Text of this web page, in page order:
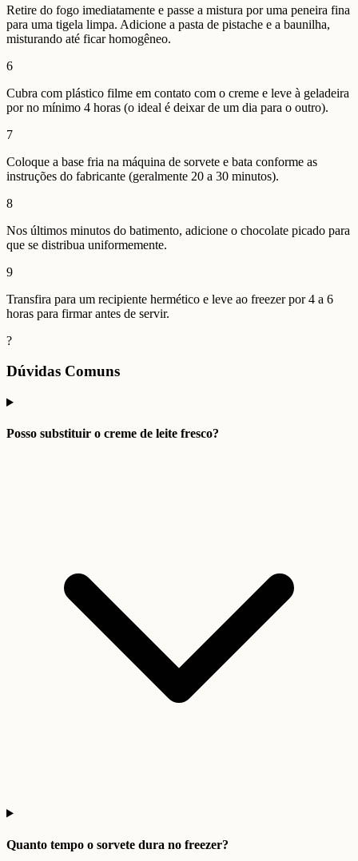
Retire do fogo imediatamente e passe a mistura por uma peneira fina
para uma tigela limpa. Adicione a pasta de pistache e a baunilha,
misturando até ficar homogêneo.
6
Cubra com plástico filme em contato com o creme e leve à geladeira
por no mínimo 4 horas (o ideal é deixar de um dia para o outro).
7
Coloque a base fria na máquina de sorvete e bata conforme as
instruções do fabricante (geralmente 20 a 30 minutos).
8
Nos últimos minutos do batimento, adicione o chocolate picado para
que se distribua uniformemente.
9
Transfira para um recipiente hermético e leve ao freezer por 4 a 6
horas para firmar antes de servir.
?
Dúvidas Comuns
Posso substituir o creme de leite fresco?
Quanto tempo o sorvete dura no freezer?